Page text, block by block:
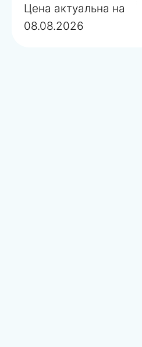
Цена актуальна на
08.08.2026